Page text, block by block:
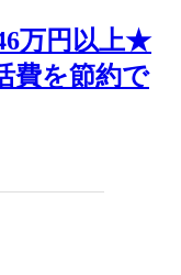
万円以上★
費を節約で